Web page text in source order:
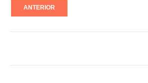
ANTERIOR